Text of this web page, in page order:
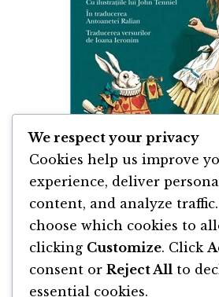
Alice În Tara Minunilor de
By Lewis
We respect your privacy
Cookies help us improve
experience, deliver
content, and analyze
choose which cookies to
clicking Customize. Click
consent or Reject All to
essential cookies.